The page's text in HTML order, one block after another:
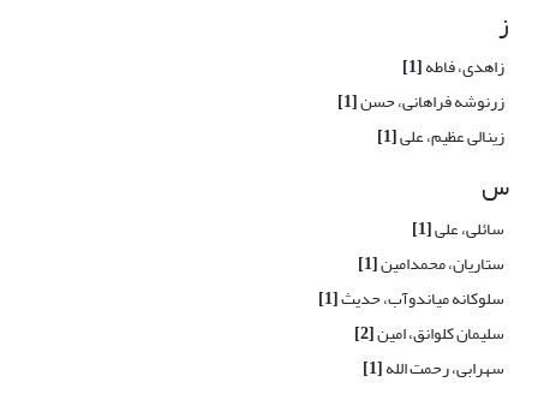
ز
زاهدی، فاطه[1]
زرنوشه فراهانی، حسن[1]
زینالی عظیم، علی[1]
س
سائلی، علی[1]
ستاریان، محمدامین[1]
سلوکانه میاندوآب، حدیث[1]
سلیمان کلوانق، امین[2]
سهرابی، رحمت الله[1]